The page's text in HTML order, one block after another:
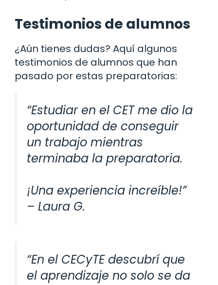
Testimonios de alumnos
¿Aún tienes dudas? Aquí algunos
testimonios de alumnos que han
pasado por estas preparatorias:
“Estudiar en el CET me dio la
oportunidad de conseguir
un trabajo mientras
terminaba la preparatoria.
¡Una experiencia increíble!”
– Laura G.
“En el CECyTE descubrí que
el aprendizaje no solo se da